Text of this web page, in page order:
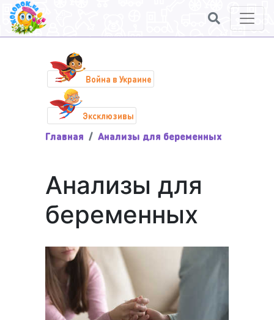
Война в Украине
Эксклюзивы
Главная Анализы для беременных
Анализы для
беременных